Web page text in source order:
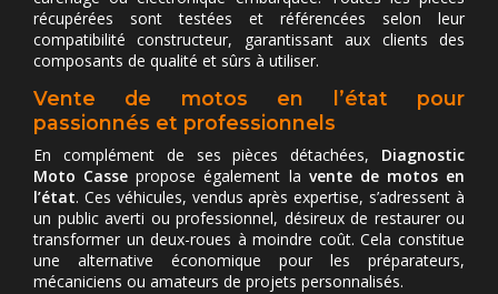
récupérées sont testées et référencées selon leur
compatibilité constructeur, garantissant aux clients des
composants de qualité et sûrs à utiliser.
Vente de motos en l’état pour
passionnés et professionnels
En complément de ses pièces détachées, Diagnostic
Moto Casse propose également la vente de motos en
l’état. Ces véhicules, vendus après expertise, s’adressent à
un public averti ou professionnel, désireux de restaurer ou
transformer un deux-roues à moindre coût. Cela constitue
une alternative économique pour les préparateurs,
mécaniciens ou amateurs de projets personnalisés.